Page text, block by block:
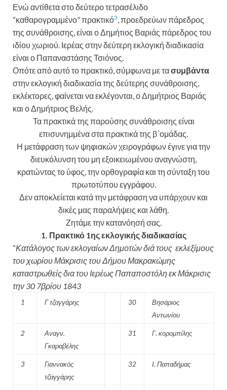
Ενώ αντίθετα στο δεύτερο τετρασέλιδο
“καθαρογραμμένο” πρακτικό3, προεδρεύων πάρεδρος
της συνάθροισης, είναι ο Δημήτιος Βαριάς πάρεδρος του
ιδίου χωριού. Ιερέας στην δεύτερη εκλογική διαδικασία
είναι ο Παπαναστάσης Τσιόνος.
Οπότε από αυτό το πρακτικό, σύμφωνα με τασυμβάντα
στην εκλογική διαδικασία της δεύτερης συνάθροισης,
εκλέκτορες, φαίνεται να εκλέγονται, ο Δημήτριος Βαριάς
και ο Δημήτριος Βελής.
Τα πρακτικά της παρούσης συνάθροισης είναι
επισυνημμένα στα πρακτικά της β΄ομάδας.
Η μετάφραση των ψηφιακών χειρογράφων έγινε για την
διευκόλυνση του μη εξοικειωμένου αναγνώστη,
κρατώντας το ύφος, την ορθογραφία και τη σύνταξη του
πρωτοτύπου εγγράφου.
Δεν αποκλείεται κατά την μετάφραση να υπάρχουν και
δικές μας παραλήψεις και λάθη.
Ζητάμε την κατανόησή σας.
1. Πρακτικό 1ηςεκλογικήςδιαδικασίας
“Κατάλογος των εκλογαίων Δημοτών διά τους εκλεξίμους
του χωρίου Μάκρισις του Δήμου Μακρακώμης
καταστρωθείς δια του Ιερέως Παπαποστόλη εκ Μάκρισις
την 30 7βρίου 1843
1 Γ τζαγγάρης 30
Βησάριος
Αντωνίου
2
Αναγν.
Γκαραβέλης
31 Γ. κορομπίλης
3
Γιαννακός
τζαγγάρης
32 Ι. Παπαδήμας